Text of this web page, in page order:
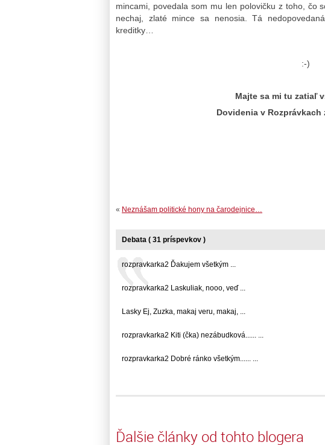
mincami, povedala som mu len polovičku z toho, čo
nechaj, zlaté mince sa nenosia. Tá
kreditky…
:-)
Majte sa mi tu zatiaľ
Dovidenia v
« Neznášam politické hony na čarodejnice…
Debata ( 31 príspevkov )
rozpravkarka2 Ďakujem všetkým ...
rozpravkarka2 Laskuliak, nooo, veď ...
Lasky Ej, Zuzka, makaj veru, makaj, ...
rozpravkarka2 Kiti (čka) nezábudková...... ...
rozpravkarka2 Dobré ránko všetkým...... ...
Ďalšie články od tohto blogera